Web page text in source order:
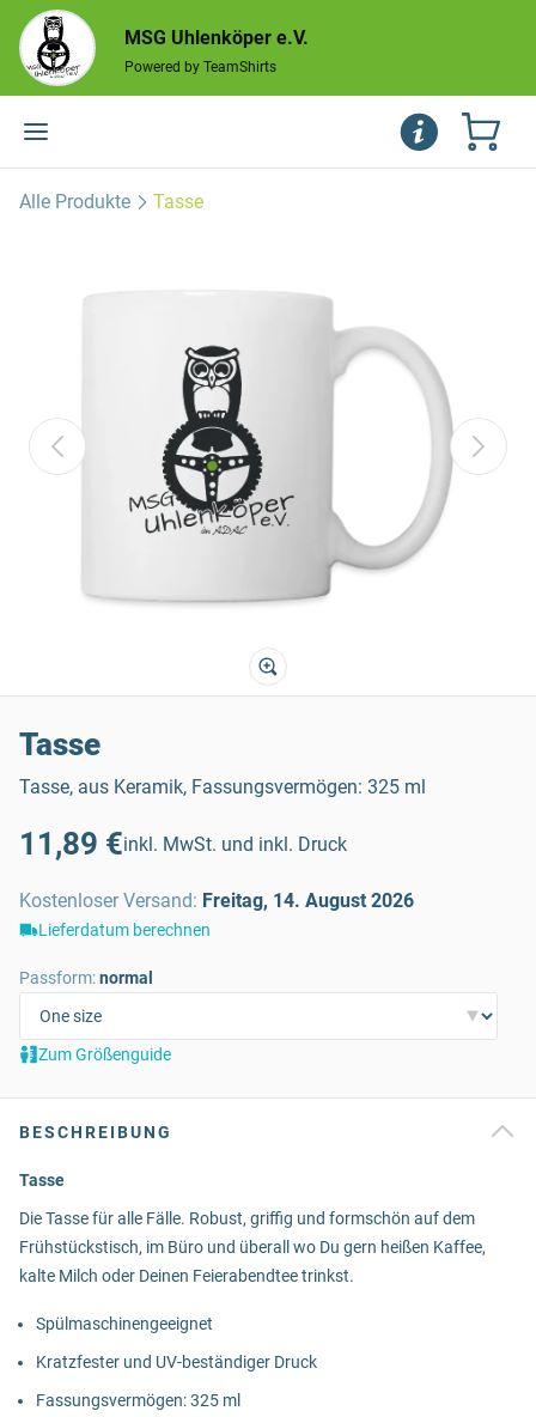
MSG Uhlenköper e.V.
Powered by TeamShirts
Alle Produkte Tasse
Tasse
Tasse, aus Keramik, Fassungsvermögen: 325 ml
11,89 €inkl. MwSt. und inkl. Druck
Kostenloser Versand: Freitag, 14. August 2026
Lieferdatum berechnen
Passform:normal
Zum Größenguide
BESCHREIBUNG
Tasse
Die Tasse für alle Fälle. Robust, griffig und formschön auf dem
Frühstückstisch, im Büro und überall wo Du gern heißen Kaffee,
kalte Milch oder Deinen Feierabendtee trinkst.
Spülmaschinengeeignet
Kratzfester und UV-beständiger Druck
Fassungsvermögen: 325 ml